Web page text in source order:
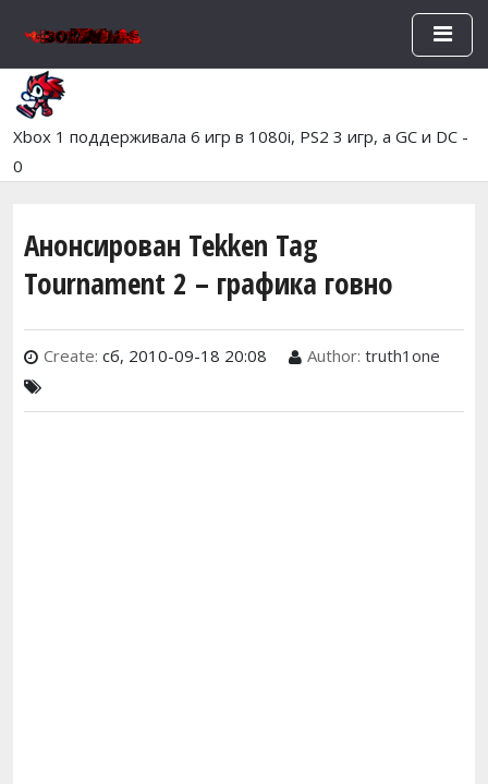
Перейти к основному
Xbox 1 поддерживала 6 игр в 1080i, PS2 3 игр, а GC и DC -
0
Анонсирован Tekken Tag
Tournament 2 – графика говно
Create: сб, 2010-09-18 20:08 Author: truth1one